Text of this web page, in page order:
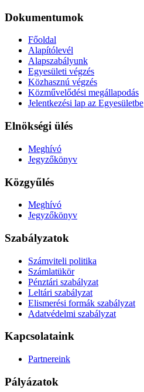
Dokumentumok
Főoldal
Alapítólevél
Alapszabályunk
Egyesületi végzés
Közhasznú végzés
Közművelődési megállapodás
Jelentkezési lap az Egyesületbe
Elnökségi ülés
Meghívó
Jegyzőkönyv
Közgyűlés
Meghívó
Jegyzőkönyv
Szabályzatok
Számviteli politika
Számlatükör
Pénztári szabályzat
Leltári szabályzat
Elismerési formák szabályzat
Adatvédelmi szabályzat
Kapcsolataink
Partnereink
Pályázatok